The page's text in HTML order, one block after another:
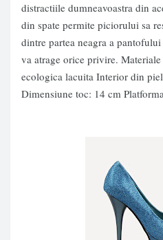
distractiile dumneavoastra din
din spate permite piciorului sa
dintre partea neagra a
va atrage orice privire.
ecologica lacuita Interior din
Dimensiune toc: 14 cm